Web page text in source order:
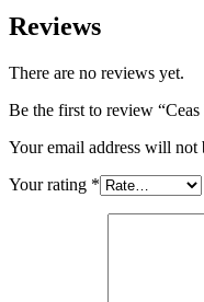
Reviews
There are no reviews yet.
Be the first to review
Your email address will not
Your rating *